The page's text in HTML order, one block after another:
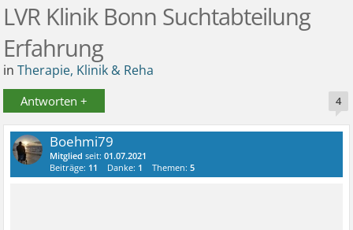
LVR Klinik Bonn Suchtabteilung
Erfahrung
inTherapie, Klinik & Reha
Antworten + 4
Boehmi79
Mitglied seit:01.07.2021
Beiträge: 11 Danke: 1 Themen:5